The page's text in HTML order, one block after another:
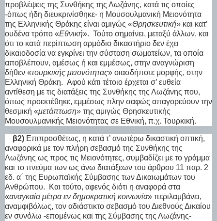
προβλέψεις της Συνθήκης της Λωζάνης, κατά τις οποίες
-όπως ήδη διευκρινίσθηκε- η Μουσουλμανική Μειονότητα
της Ελληνικής Θράκης είναι αμιγώς «Θρησκευτική» και κατ’
ουδένα τρόπο «Εθνική». Τούτο σημαίνει, μεταξύ άλλων, και
ότι το κατά περίπτωση αρμόδιο δικαστήριο δεν έχει
δικαιοδοσία να εγκρίνει την σύσταση σωματείων, τα οποία
αποβλέπουν, αμέσως ή και εμμέσως, στην αναγνώριση
δήθεν «τουρκικής μειονότητας» οιασδήποτε μορφής, στην
Ελληνική Θράκη. Αφού κάτι τέτοιο έρχεται σ’ ευθεία
αντίθεση με τις διατάξεις της Συνθήκης της Λωζάνης που,
όπως προεκτέθηκε, εμμέσως πλην σαφώς απαγορεύουν την
θεσμική «μετάπτωση» της αμιγώς Θρησκευτικής
Μουσουλμανικής Μειονότητας σε Εθνική, π.χ. Τουρκική.
β2) Επιπροσθέτως, η κατά τ’ ανωτέρω δικαστική οπτική,
αναφορικά με τον πλήρη σεβασμό της Συνθήκης της
Λωζάνης ως προς τις Μειονότητες, συμβαδίζει με το γράμμα
και το πνεύμα των ως άνω διατάξεων του άρθρου 11 παρ. 2
εδ. α΄ της Ευρωπαϊκής Σύμβασης των Δικαιωμάτων του
Ανθρώπου.
Και τούτο, αφενός διότι η αναφορά στα
«αναγκαία μέτρα εν δημοκρατική κοινωνία» περιλαμβάνει,
αναμφιβόλως, τον αδιάστικτο σεβασμό του Διεθνούς Δικαίου
εν συνόλω -επομένως και της Σύμβασης της Λωζάνης-